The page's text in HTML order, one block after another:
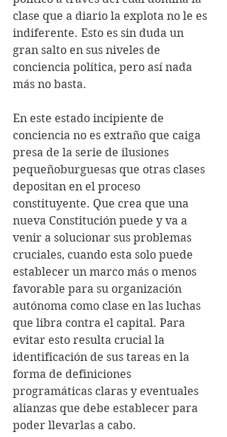
clase que a diario la explota no le es
indiferente. Esto es sin duda un
gran salto en sus niveles de
conciencia política, pero así nada
más no basta.
En este estado incipiente de
conciencia no es extraño que caiga
presa de la serie de ilusiones
pequeñoburguesas que otras clases
depositan en el proceso
constituyente. Que crea que una
nueva Constitución puede y va a
venir a solucionar sus problemas
cruciales, cuando esta solo puede
establecer un marco más o menos
favorable para su organización
autónoma como clase en las luchas
que libra contra el capital. Para
evitar esto resulta crucial la
identificación de sus tareas en la
forma de definiciones
programáticas claras y eventuales
alianzas que debe establecer para
poder llevarlas a cabo.